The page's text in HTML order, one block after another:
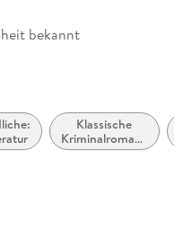
bekannt
Klassische
Kriminalromane
und Mystery